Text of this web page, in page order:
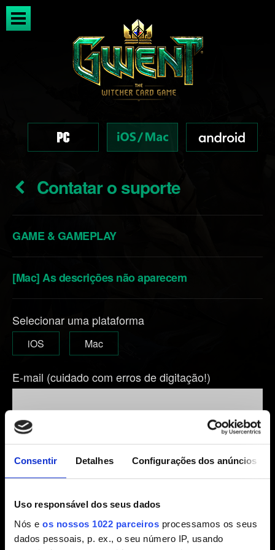
Consentir Detalhes Configurações dos anúncios
Uso responsável dos seus dados
Nós e os nossos 1022 parceiros processamos os seus
dados pessoais, p. ex., o seu número IP, usando
Contatar o suporte
GAME & GAMEPLAY
[Mac] As descrições não aparecem
Selecionar uma plataforma
iOS Mac
E-mail (cuidado com erros de digitação!)
Breve descrição do problema
Adicionar arquivo